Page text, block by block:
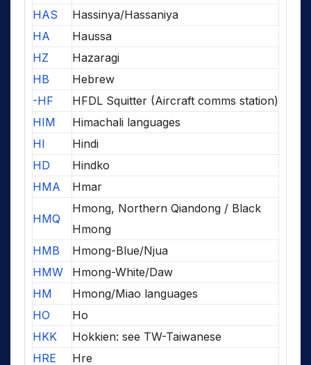
HAS
Hassinya/Hassaniya
HA
Haussa
HZ
Hazaragi
HB
Hebrew
-HF
HFDL Squitter (Aircraft comms station)
HIM
Himachali languages
HI
Hindi
HD
Hindko
HMA
Hmar
HMQ
Hmong, Northern Qiandong / Black
Hmong
HMB
Hmong-Blue/Njua
HMW
Hmong-White/Daw
HM
Hmong/Miao languages
HO
Ho
HKK
Hokkien: see TW-Taiwanese
HRE
Hre